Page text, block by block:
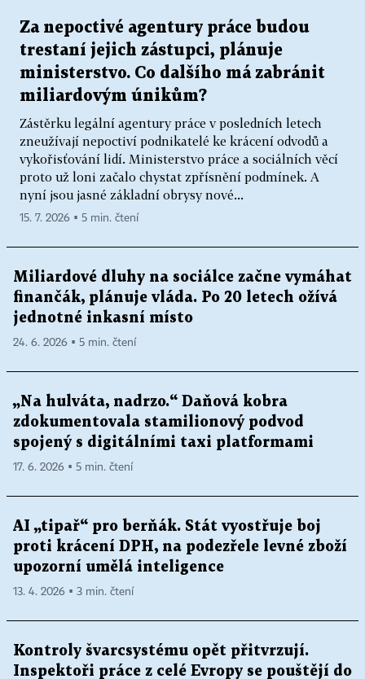
Za nepoctivé agentury práce budou
trestaní jejich zástupci, plánuje
ministerstvo. Co dalšího má zabránit
miliardovým únikům?
Zástěrku legální agentury práce v posledních letech
zneužívají nepoctiví podnikatelé ke krácení odvodů a
vykořisťování lidí. Ministerstvo práce a sociálních věcí
proto už loni začalo chystat zpřísnění podmínek. A
nyní jsou jasné základní obrysy nové...
15. 7. 2026 ▪ 5 min. čtení
Miliardové dluhy na sociálce začne vymáhat
finančák, plánuje vláda. Po 20 letech ožívá
jednotné inkasní místo
24. 6. 2026 ▪ 5 min. čtení
„Na hulváta, nadrzo.“ Daňová kobra
zdokumentovala stamilionový podvod
spojený s digitálními taxi platformami
17. 6. 2026 ▪ 5 min. čtení
AI „tipař“ pro berňák. Stát vyostřuje boj
proti krácení DPH, na podezřele levné zboží
upozorní umělá inteligence
13. 4. 2026 ▪ 3 min. čtení
Kontroly švarcsystému opět přitvrzují.
Inspektoři práce z celé Evropy se pouštějí do